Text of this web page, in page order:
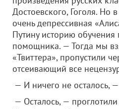
Достоевского, Гоголя. Но
очень депрессивная
Путину историю обучения
помощника. — Тогда мы
«Твиттера», пропустили
отсеивающий все
— И ничего не осталось,
— Осталось, —